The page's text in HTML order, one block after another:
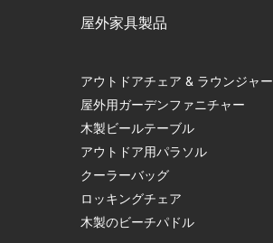
屋外家具製品
アウトドアチェア & ラウンジャー
屋外用ガーデンファニチャー
木製ビールテーブル
アウトドア用パラソル
クーラーバッグ
ロッキングチェア
木製のビーチパドル